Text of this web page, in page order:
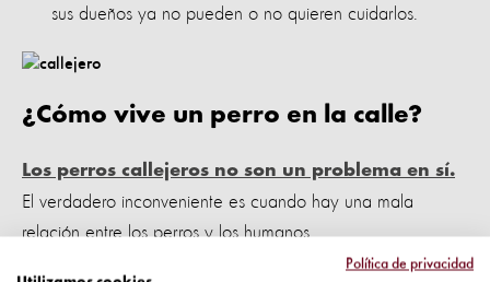
sus dueños ya no pueden o no quieren cuidarlos.
¿Cómo vive un perro en la calle?
Los perros callejeros no son un problema en sí.
El verdadero inconveniente es cuando hay una mala
relación entre los perros y los humanos.
Política de privacidad